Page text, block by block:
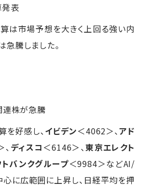
発表
は市場予想を大きく上回る強い内
急騰しました。
連株が急騰
を好感し、イビデン＜4062＞、アド
ディスコ ＜6146＞、東京エレクト
トバンクグループ＜9984＞などAI/
に広範囲に上昇し、日経平均を押